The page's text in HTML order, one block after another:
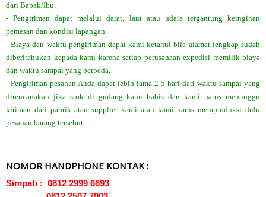
dari Bapak/Ibu.
- Pengiriman dapat melalui darat, laut atau udara tergantung keinginan
pemesan dan kondisi lapangan.
- Biaya dan waktu pengiriman dapat kami ketahui bila alamat lengkap sudah
diberitahukan kepada kami karena setiap perusahaan expedisi memilik biaya
dan waktu sampai yang berbeda.
- Pengiriman pesanan Anda dapat lebih lama 2-5 hari dari waktu sampai yang
direncanakan jika stok di gudang kami habis dan kami harus menunggu
kiriman dari pabrik atau supplier kami atau kami harus memproduksi dulu
pesanan barang tersebut.
NOMOR HANDPHONE KONTAK :
Simpati : 0812 2999 6693